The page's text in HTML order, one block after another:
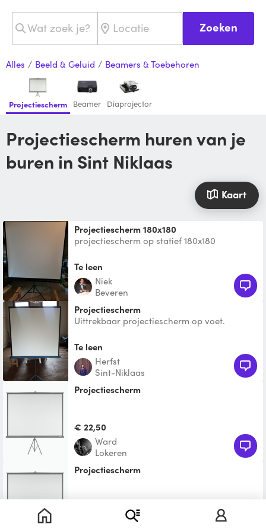
Zoeken
Alles / Beeld & Geluid / Beamers & Toebehoren
Projectiescherm Beamer Diaprojector
Projectiescherm huren van je
buren in Sint Niklaas
Kaart
Projectiescherm 180x180
projectiescherm op statief 180x180
Te leen
Niek
Beveren
Projectiescherm
Uittrekbaar projectiescherm op voet.
Te leen
Herfst
Sint-Niklaas
projectiescherm
€ 22,50
Ward
Lokeren
projectiescherm